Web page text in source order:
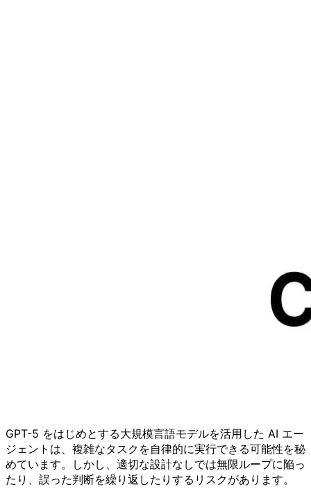
GPT-5 をはじめとする大規模言語モデルを活用した AI エー
ジェントは、複雑なタスクを自律的に実行できる可能性を秘
めています。しかし、適切な設計なしでは無限ループに陥っ
たり、誤った判断を繰り返したりするリスクがあります。